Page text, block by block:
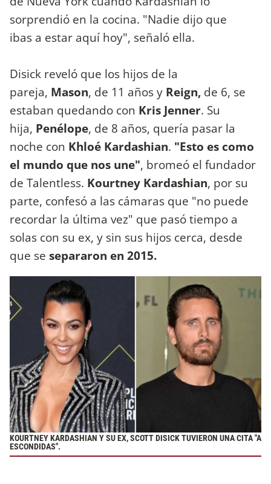
sorprendió en la cocina. "Nadie dijo que
ibas a estar aquí hoy", señaló ella.
Disick reveló que los hijos de la
pareja, Mason, de 11 años y Reign, de 6, se
estaban quedando con Kris Jenner. Su
hija, Penélope, de 8 años, quería pasar la
noche con Khloé Kardashian. "Esto es como
el mundo que nos une", bromeó el fundador
de Talentless. Kourtney Kardashian, por su
parte, confesó a las cámaras que "no puede
recordar la última vez" que pasó tiempo a
solas con su ex, y sin sus hijos cerca, desde
que se separaron en 2015.
KOURTNEY KARDASHIAN Y SU EX, SCOTT DISICK TUVIERON UNA CITA "A
ESCONDIDAS".